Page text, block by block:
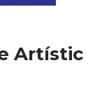
Artístic